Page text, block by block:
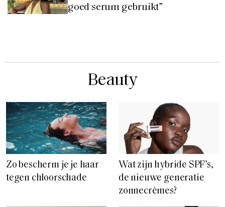
goed serum gebruikt”
Beauty
Zo bescherm je je haar
tegen chloorschade
Wat zijn hybride SPF’s,
de nieuwe generatie
zonnecrèmes?